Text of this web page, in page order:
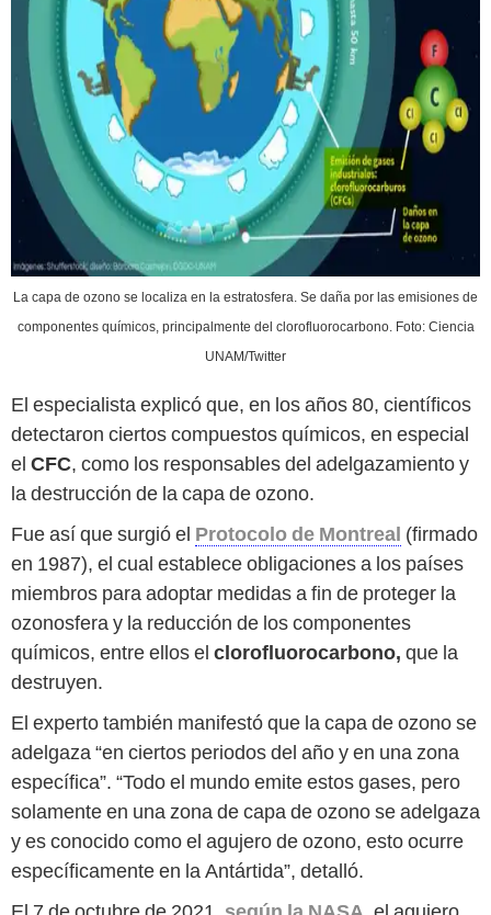
La capa de ozono se localiza en la estratosfera. Se daña por las emisiones de
componentes químicos, principalmente del clorofluorocarbono. Foto: Ciencia
UNAM/Twitter
El especialista explicó que, en los años 80, científicos
detectaron ciertos compuestos químicos, en especial
el CFC, como los responsables del adelgazamiento y
la destrucción de la capa de ozono.
Fue así que surgió el Protocolo de Montreal (firmado
en 1987), el cual establece obligaciones a los países
miembros para adoptar medidas a fin de proteger la
ozonosfera y la reducción de los componentes
químicos, entre ellos el clorofluorocarbono, que la
destruyen.
El experto también manifestó que la capa de ozono se
adelgaza “en ciertos periodos del año y en una zona
específica”. “Todo el mundo emite estos gases, pero
solamente en una zona de capa de ozono se adelgaza
y es conocido como el agujero de ozono, esto ocurre
específicamente en la Antártida”, detalló.